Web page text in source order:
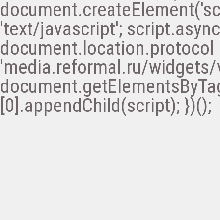
'text/javascript';
'media.reformal.ru/
[0].appendChild(script); })();